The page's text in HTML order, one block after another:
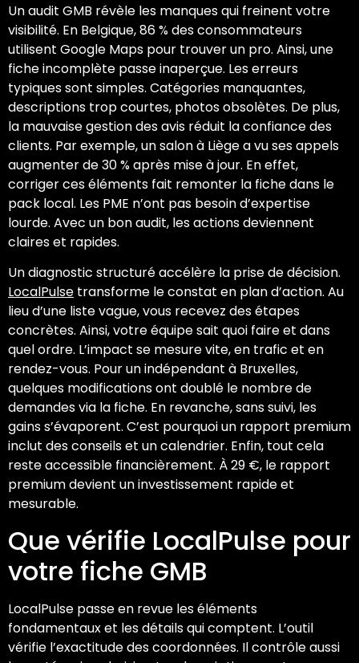
Un audit GMB révèle les manques qui freinent votre
visibilité. En Belgique, 86 % des consommateurs
utilisent Google Maps pour trouver un pro. Ainsi, une
fiche incomplète passe inaperçue. Les erreurs
typiques sont simples. Catégories manquantes,
descriptions trop courtes, photos obsolètes. De plus,
la mauvaise gestion des avis réduit la confiance des
clients. Par exemple, un salon à Liège a vu ses appels
augmenter de 30 % après mise à jour. En effet,
corriger ces éléments fait remonter la fiche dans le
pack local. Les PME n’ont pas besoin d’expertise
lourde. Avec un bon audit, les actions deviennent
claires et rapides.
Un diagnostic structuré accélère la prise de décision.
LocalPulse transforme le constat en plan d’action. Au
lieu d’une liste vague, vous recevez des étapes
concrètes. Ainsi, votre équipe sait quoi faire et dans
quel ordre. L’impact se mesure vite, en trafic et en
rendez-vous. Pour un indépendant à Bruxelles,
quelques modifications ont doublé le nombre de
demandes via la fiche. En revanche, sans suivi, les
gains s’évaporent. C’est pourquoi un rapport premium
inclut des conseils et un calendrier. Enfin, tout cela
reste accessible financièrement. À 29 €, le rapport
premium devient un investissement rapide et
mesurable.
Que vérifie LocalPulse pour
votre fiche GMB
LocalPulse passe en revue les éléments
fondamentaux et les détails qui comptent. L’outil
vérifie l’exactitude des coordonnées. Il contrôle aussi